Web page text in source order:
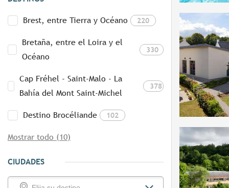
Brest, entre Tierra y Océano 220
Bretaña, entre el Loira y el
Océano
330
Cap Fréhel - Saint-Malo - La
Bahía del Mont Saint-Michel
378
Destino Brocéliande 102
Mostrar todo (10)
CIUDADES